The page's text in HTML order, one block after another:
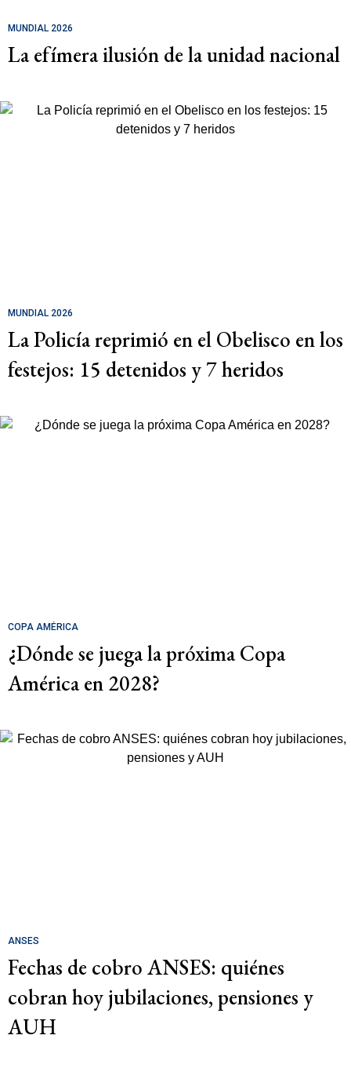
MUNDIAL 2026
La efímera ilusión de la unidad nacional
MUNDIAL 2026
La Policía reprimió en el Obelisco en los
festejos: 15 detenidos y 7 heridos
COPA AMÉRICA
¿Dónde se juega la próxima Copa
América en 2028?
ANSES
Fechas de cobro ANSES: quiénes
cobran hoy jubilaciones, pensiones y
AUH